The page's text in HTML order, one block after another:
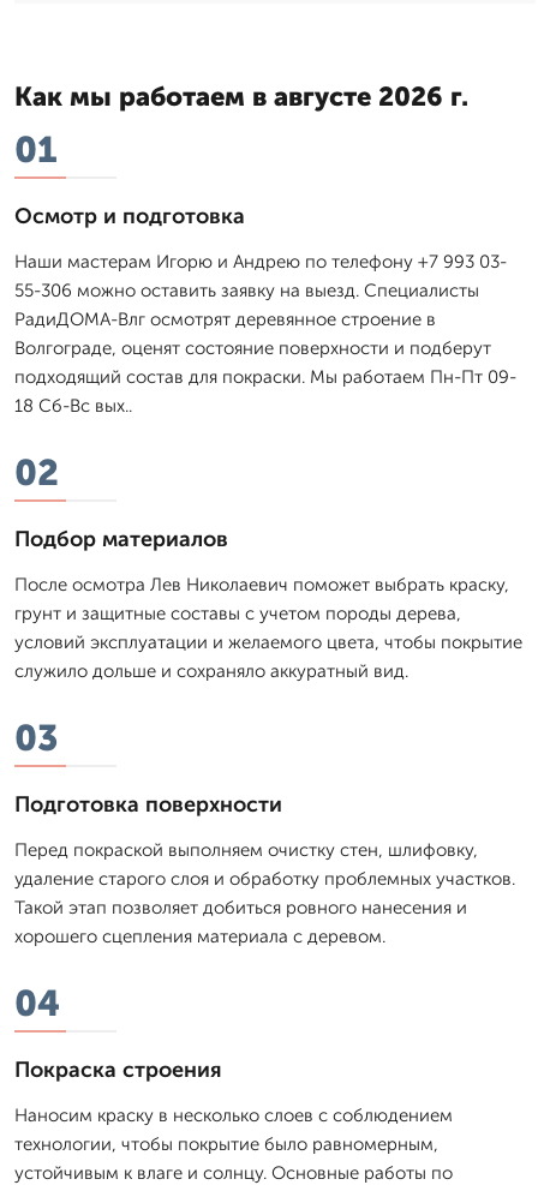
Как мы работаем в августе 2026 г.
01
Осмотр и подготовка
Наши мастерам Игорю и Андрею по телефону +7 993 03-
55-306 можно оставить заявку на выезд. Специалисты
РадиДОМА-Влг осмотрят деревянное строение в
Волгограде, оценят состояние поверхности и подберут
подходящий состав для покраски. Мы работаем Пн-Пт 09-
18 Сб-Вс вых..
02
Подбор материалов
После осмотра Лев Николаевич поможет выбрать краску,
грунт и защитные составы с учетом породы дерева,
условий эксплуатации и желаемого цвета, чтобы покрытие
служило дольше и сохраняло аккуратный вид.
03
Подготовка поверхности
Перед покраской выполняем очистку стен, шлифовку,
удаление старого слоя и обработку проблемных участков.
Такой этап позволяет добиться ровного нанесения и
хорошего сцепления материала с деревом.
04
Покраска строения
Наносим краску в несколько слоев с соблюдением
технологии, чтобы покрытие было равномерным,
устойчивым к влаге и солнцу. Основные работы по